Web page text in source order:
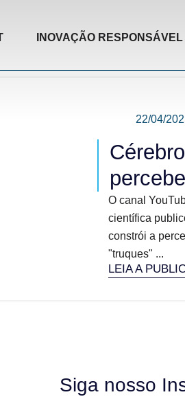
INOVAÇÃO RESPONSÁVEL
22/04/
O canal
científica
constrói a
"truques" ...
LEIA A
Siga nosso